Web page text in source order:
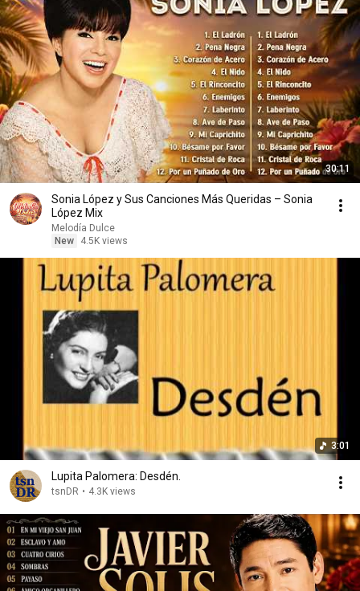
30:11
Sonia López y Sus Canciones Más Queridas – Sonia
López Mix
Melodía Dulce
New
4.5K views
3:01
Lupita Palomera: Desdén.
tsnDR • 4.3K views